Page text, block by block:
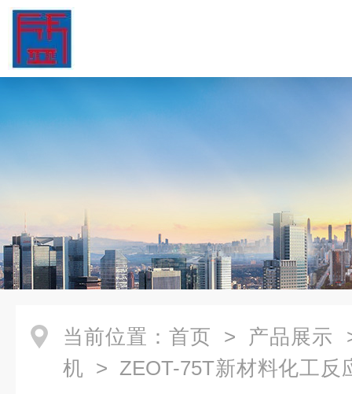
当前位置： 首页 > 产品展示
机 > ZEOT-75T新材料化工反